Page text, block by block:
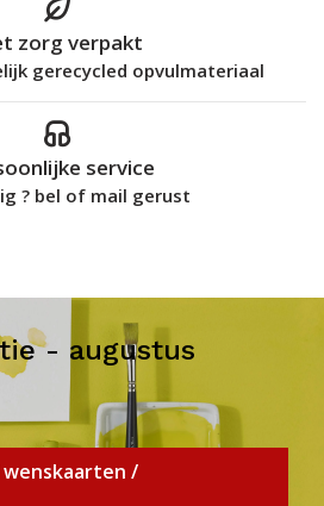
zorg verpakt
gerecycled opvulmateriaal
service
? bel of mail gerust
- augustus
wenskaarten /